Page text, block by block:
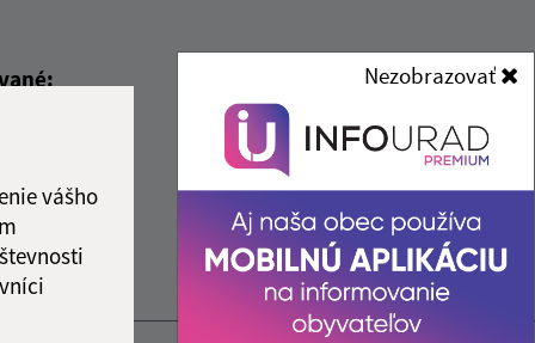
vášho
Nezobrazovať
Správca obsahu:
Správca obsahu je Obec
Zemplínska Teplica.
Vytvorené v súlade sJednotným
dizajn manuálom elektronických
služieb.